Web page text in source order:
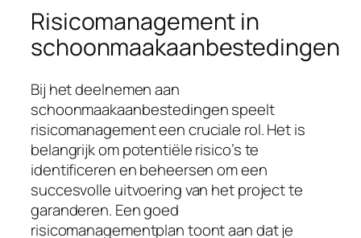
Risicomanagement in
schoonmaakaanbestedingen
Bij het deelnemen aan
schoonmaakaanbestedingen speelt
risicomanagement een cruciale rol. Het is
belangrijk om potentiële risico’s te
identificeren en beheersen om een
succesvolle uitvoering van het project te
garanderen. Een goed
risicomanagementplan toont aan dat je